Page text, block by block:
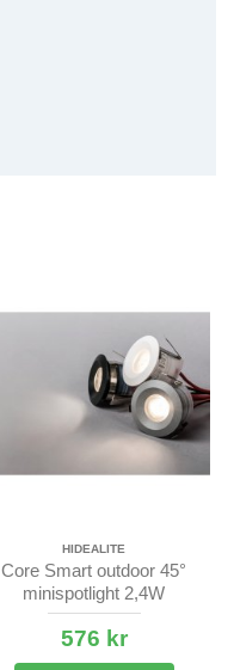
HIDEALITE
Core Smart outdoor 45°
minispotlight 2,4W
576 kr